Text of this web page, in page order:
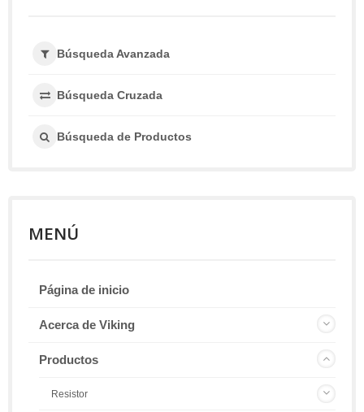
Búsqueda Avanzada
Búsqueda Cruzada
Búsqueda de Productos
MENÚ
Página de inicio
Acerca de Viking
Productos
Resistor